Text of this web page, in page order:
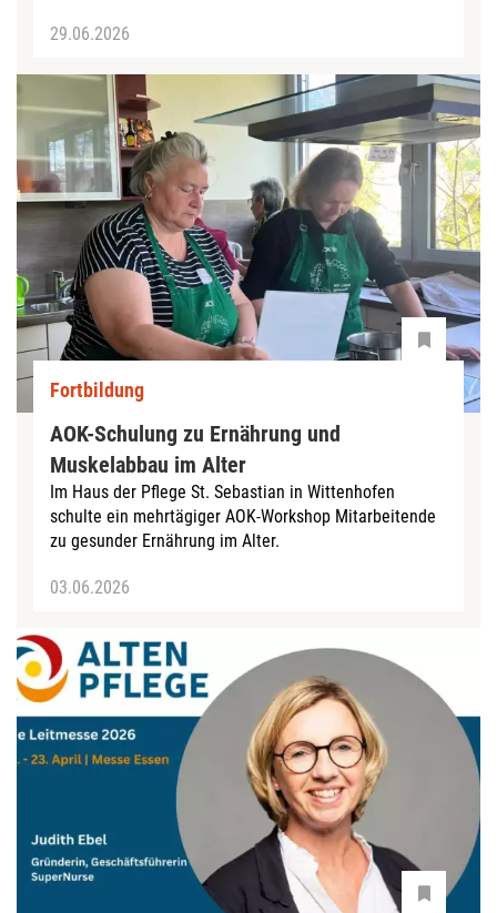
29.06.2026
Fortbildung
AOK-Schulung zu Ernährung und
Muskelabbau im Alter
Im Haus der Pflege St. Sebastian in Wittenhofen
schulte ein mehrtägiger AOK-Workshop Mitarbeitende
zu gesunder Ernährung im Alter.
03.06.2026